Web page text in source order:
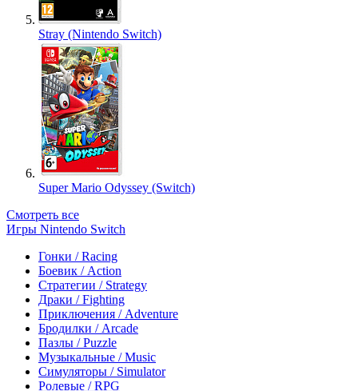
Stray (Nintendo Switch)
Super Mario Odyssey (Switch)
Смотреть все
Игры Nintendo Switch
Гонки / Racing
Боевик / Action
Стратегии / Strategy
Драки / Fighting
Приключения / Adventure
Бродилки / Arcade
Пазлы / Puzzle
Музыкальные / Music
Симуляторы / Simulator
Ролевые / RPG